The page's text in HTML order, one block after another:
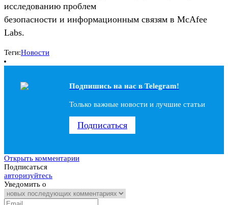
исследованию проблем
безопасности и информационным связям в McAfee
Labs.
Теги:Новости
Подпишись на наc в Telegram!
Только важные новости и лучшие статьи
Подписаться
Открыть комментарии
Подписаться
авторизуйтесь
Уведомить о